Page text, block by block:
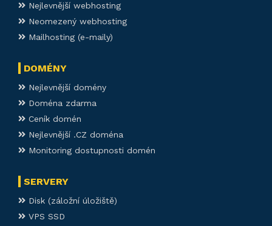
Nejlevnější webhosting
Neomezený webhosting
Mailhosting (e-maily)
DOMÉNY
Nejlevnější domény
Doména zdarma
Ceník domén
Nejlevnější .CZ doména
Monitoring dostupnosti domén
SERVERY
Disk (záložní úložiště)
VPS SSD